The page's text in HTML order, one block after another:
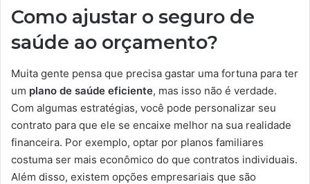
Como ajustar o seguro de
saúde ao orçamento?
Muita gente pensa que precisa gastar uma fortuna para ter
um plano de saúde eficiente, mas isso não é verdade.
Com algumas estratégias, você pode personalizar seu
contrato para que ele se encaixe melhor na sua realidade
financeira. Por exemplo, optar por planos familiares
costuma ser mais econômico do que contratos individuais.
Além disso, existem opções empresariais que são